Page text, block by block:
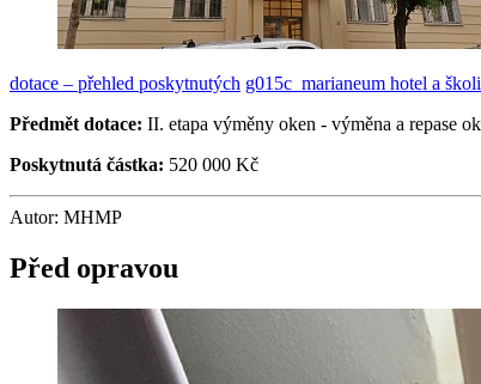
dotace – přehled poskytnutých g015c_marianeum hotel a
Předmět dotace: II. etapa výměny oken - výměna a repase
Poskytnutá částka: 520 000 Kč
Autor: MHMP
Před opravou